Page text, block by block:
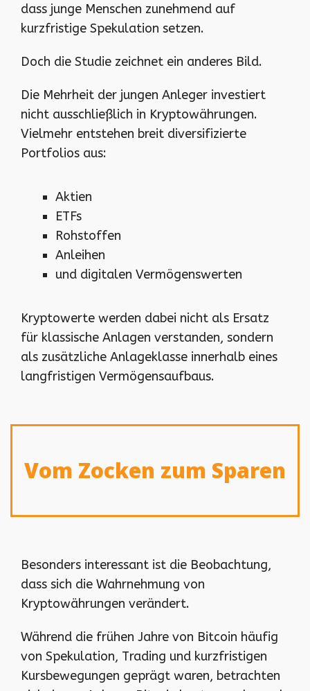
dass junge Menschen zunehmend auf
kurzfristige Spekulation setzen.
Doch die Studie zeichnet ein anderes Bild.
Die Mehrheit der jungen Anleger investiert
nicht ausschließlich in Kryptowährungen.
Vielmehr entstehen breit diversifizierte
Portfolios aus:
Aktien
ETFs
Rohstoffen
Anleihen
und digitalen Vermögenswerten
Kryptowerte werden dabei nicht als Ersatz
für klassische Anlagen verstanden, sondern
als zusätzliche Anlageklasse innerhalb eines
langfristigen Vermögensaufbaus.
Vom Zocken zum Sparen
Besonders interessant ist die Beobachtung,
dass sich die Wahrnehmung von
Kryptowährungen verändert.
Während die frühen Jahre von Bitcoin häufig
von Spekulation, Trading und kurzfristigen
Kursbewegungen geprägt waren, betrachten